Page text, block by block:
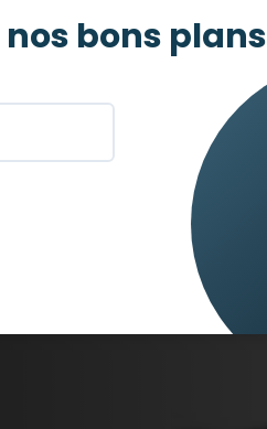
nos bons plans